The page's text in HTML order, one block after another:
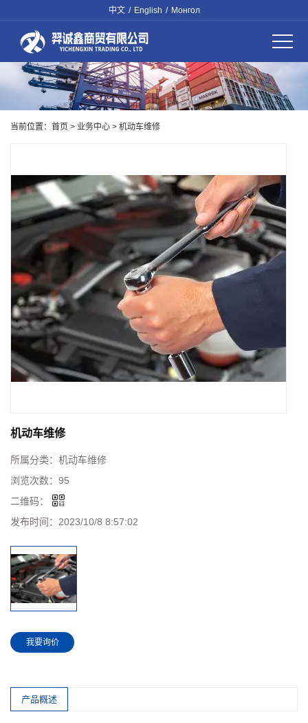
中文 / English / Монгол
当前位置： 首页 > 业务中心 > 机动车维修
机动车维修
所属分类： 机动车维修
浏览次数： 95
二维码：
发布时间： 2023/10/8 8:57:02
我要询价
产品概述